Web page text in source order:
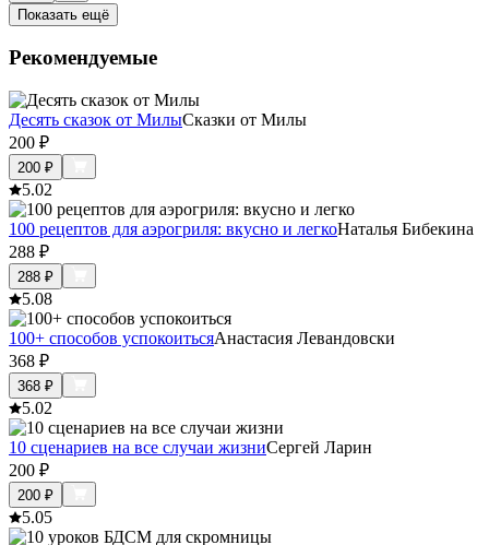
Показать ещё
Рекомендуемые
Десять сказок от МилыСказки от Милы
200 ₽
200 ₽
5.02
100 рецептов для аэрогриля: вкусно и легкоНаталья Бибекина
288 ₽
288 ₽
5.08
100+ способов успокоитьсяАнастасия Левандовски
368 ₽
368 ₽
5.02
10 сценариев на все случаи жизниСергей Ларин
200 ₽
200 ₽
5.05